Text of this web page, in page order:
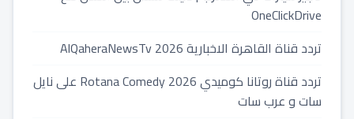
جديدة
2023-
16
⏱️
OneClickDrive
تردد قناة القاهرة الاخبارية 2026 AlQaheraNewsTv
تردد قناة روتانا كوميدي 2026 Rotana Comedy على نايل
سات و عرب سات